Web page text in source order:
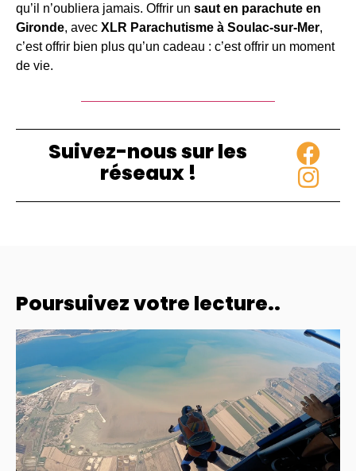
qu’il n’oubliera jamais. Offrir un saut en parachute en
Gironde, avec XLR Parachutisme à Soulac-sur-Mer,
c’est offrir bien plus qu’un cadeau : c’est offrir un moment
de vie.
Suivez-nous sur les
réseaux !
Poursuivez votre lecture..